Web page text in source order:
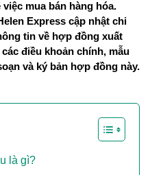
mua bán hàng hóa.
Express cập nhật chi
tin về hợp đồng xuất
điều khoản chính, mẫu
và ký bản hợp đồng này.
là gì?